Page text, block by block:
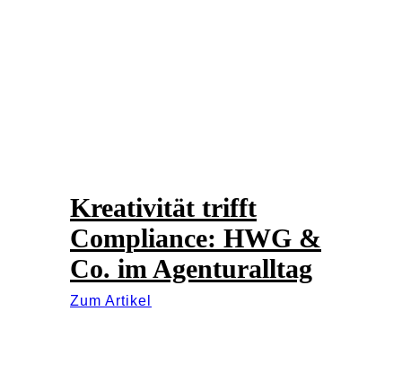
Kreativität trifft
Compliance: HWG &
Co. im Agenturalltag
Zum Artikel